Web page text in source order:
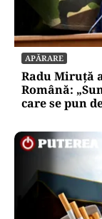
APĂRARE
Radu Miruță
Română:
care se pun